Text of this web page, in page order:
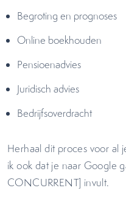
Begroting en prognoses
Online boekhouden
Pensioenadvies
Juridisch advies
Bedrijfsoverdracht
Herhaal dit proces voor al
ik ook dat je naar Google
CONCURRENT] invult.